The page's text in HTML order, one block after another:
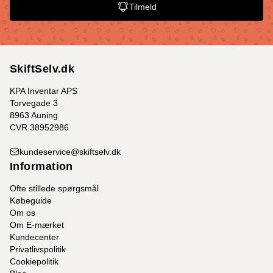
Tilmeld
SkiftSelv.dk
KPA Inventar APS
Torvegade 3
8963 Auning
CVR 38952986
kundeservice@skiftselv.dk
Information
Ofte stillede spørgsmål
Købeguide
Om os
Om E-mærket
Kundecenter
Privatlivspolitik
Cookiepolitik